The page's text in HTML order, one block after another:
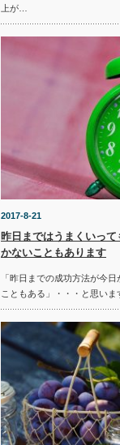
上が…
2017-8-21
昨日まではうまくいっ
かないこともあります
「昨日までの成功方法が今
こともある」・・・と思い